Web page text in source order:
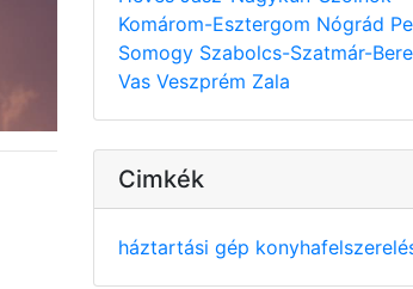
Komárom-Esztergom Nógrád
Somogy Szabolcs-Szatmár-
Vas Veszprém Zala
Cimkék
háztartási gép